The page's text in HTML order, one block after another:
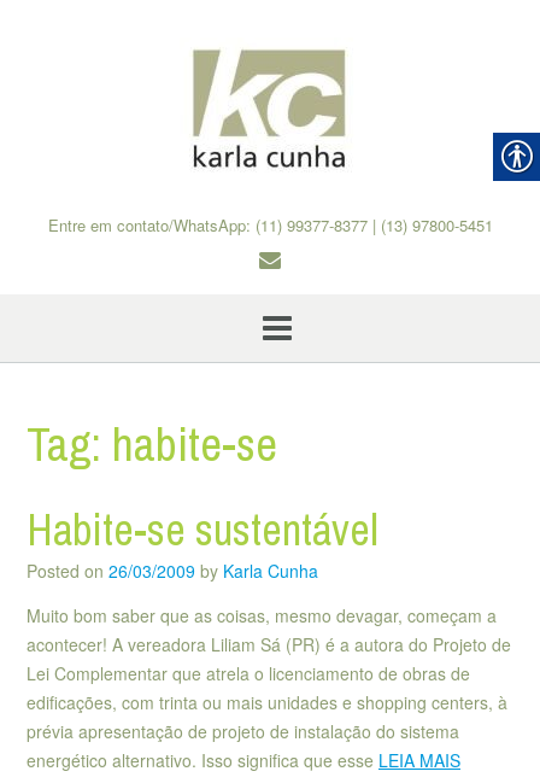
Entre em contato/WhatsApp: (11) 99377-8377 | (13) 97800-5451
Tag: habite-se
Habite-se sustentável
Posted on 26/03/2009 by Karla Cunha
Muito bom saber que as coisas, mesmo devagar, começam a
acontecer! A vereadora Liliam Sá (PR) é a autora do Projeto de
Lei Complementar que atrela o licenciamento de obras de
edificações, com trinta ou mais unidades e shopping centers, à
prévia apresentação de projeto de instalação do sistema
energético alternativo. Isso significa que esse LEIA MAIS